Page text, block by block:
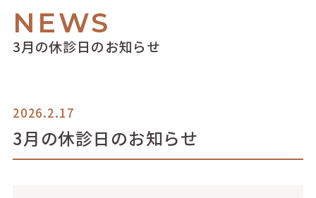
3月の休診日のお知らせ
NEWS
2026.2.17
3月の休診日のお知らせ